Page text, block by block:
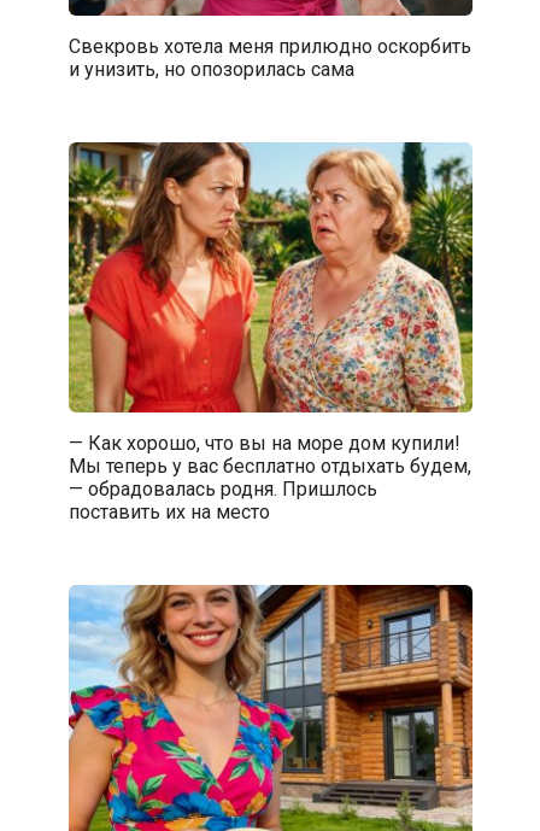
Свекровь хотела меня прилюдно оскорбить
и унизить, но опозорилась сама
— Как хорошо, что вы на море дом купили!
Мы теперь у вас бесплатно отдыхать будем,
— обрадовалась родня. Пришлось
поставить их на место